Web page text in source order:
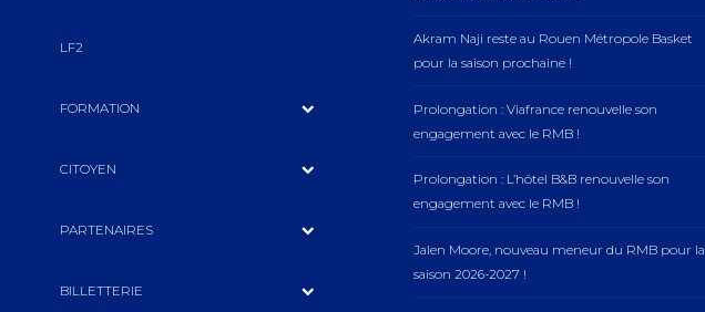
LF2
FORMATION
CITOYEN
PARTENAIRES
BILLETTERIE
Akram Naji reste au Rouen Métropole Basket
pour la saison prochaine !
Prolongation : Viafrance renouvelle son
engagement avec le RMB !
Prolongation : L’hôtel B&B renouvelle son
engagement avec le RMB !
Jalen Moore, nouveau meneur du RMB pour la
saison 2026-2027 !